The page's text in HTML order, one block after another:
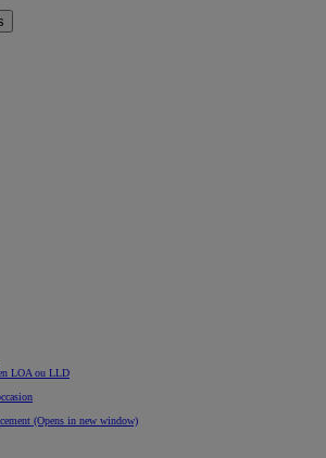
LOA ou LLD
(Opens in new window)